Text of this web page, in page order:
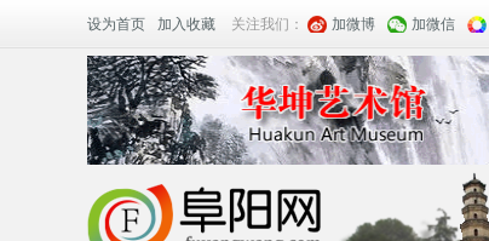
设为首页 加入收藏 关注我们： 加微博 加微信